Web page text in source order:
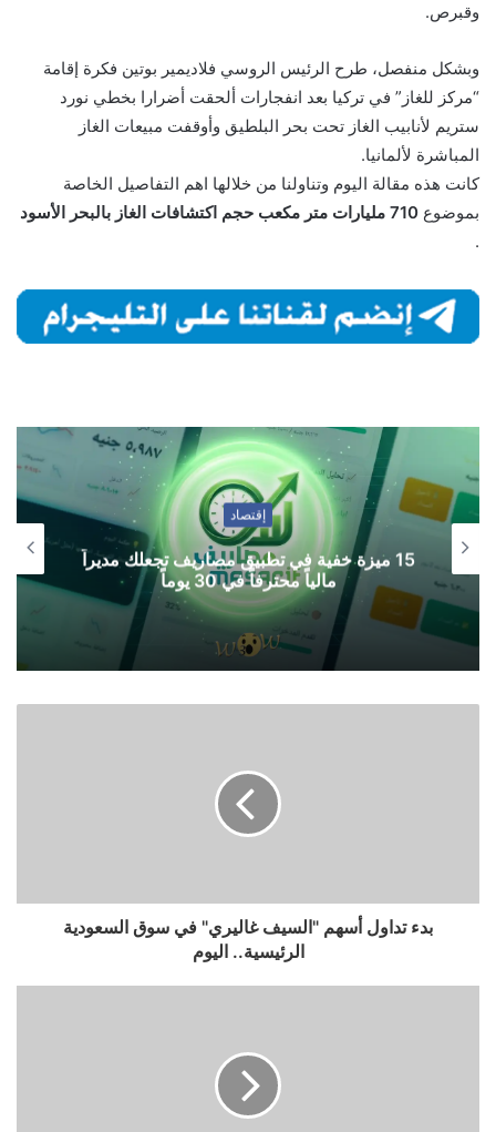
وقبرص.
وبشكل منفصل، طرح الرئيس الروسي فلاديمير بوتين فكرة إقامة
“مركز للغاز” في تركيا بعد انفجارات ألحقت أضرارا بخطي نورد
ستريم لأنابيب الغاز تحت بحر البلطيق وأوقفت مبيعات الغاز
المباشرة لألمانيا.
كانت هذه مقالة اليوم وتناولنا من خلالها اهم التفاصيل الخاصة
بموضوع 710 مليارات متر مكعب حجم اكتشافات الغاز بالبحر الأسود
.
إقتصاد
15 ميزة خفية في تطبيق مصاريف تجعلك مديراً
مالياً محترفاً في 30 يوماً
بدء تداول أسهم "السيف غاليري" في سوق السعودية
الرئيسية.. اليوم